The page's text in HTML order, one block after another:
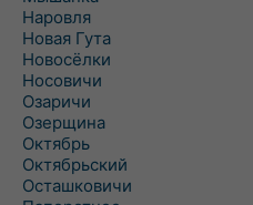
Наровля
Новая Гута
Новосёлки
Носовичи
Озаричи
Озерщина
Октябрь
Октябрьский
Осташковичи